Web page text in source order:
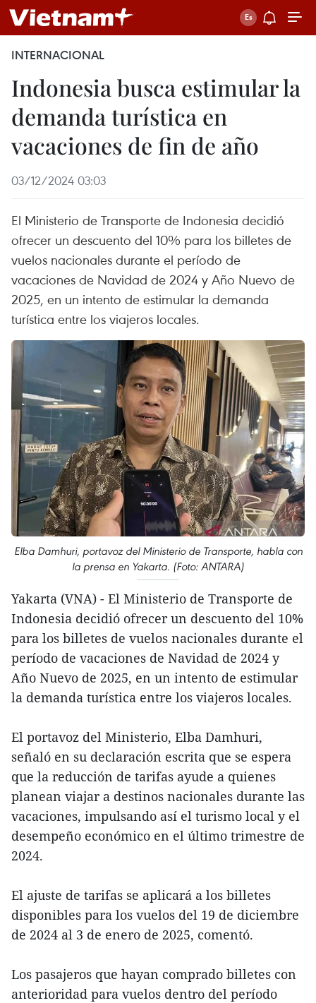
INTERNACIONAL
Indonesia busca estimular la
demanda turística en
vacaciones de fin de año
03/12/2024 03:03
El Ministerio de Transporte de Indonesia decidió
ofrecer un descuento del 10% para los billetes de
vuelos nacionales durante el período de
vacaciones de Navidad de 2024 y Año Nuevo de
2025, en un intento de estimular la demanda
turística entre los viajeros locales.
Elba Damhuri, portavoz del Ministerio de Transporte, habla con
la prensa en Yakarta. (Foto: ANTARA)
Yakarta (VNA) - El Ministerio de Transporte de
Indonesia decidió ofrecer un descuento del 10%
para los billetes de vuelos nacionales durante el
período de vacaciones de Navidad de 2024 y
Año Nuevo de 2025, en un intento de estimular
la demanda turística entre los viajeros locales.
El portavoz del Ministerio, Elba Damhuri,
señaló en su declaración escrita que se espera
que la reducción de tarifas ayude a quienes
planean viajar a destinos nacionales durante las
vacaciones, impulsando así el turismo local y el
desempeño económico en el último trimestre de
2024.
El ajuste de tarifas se aplicará a los billetes
disponibles para los vuelos del 19 de diciembre
de 2024 al 3 de enero de 2025, comentó.
Los pasajeros que hayan comprado billetes con
anterioridad para vuelos dentro del período